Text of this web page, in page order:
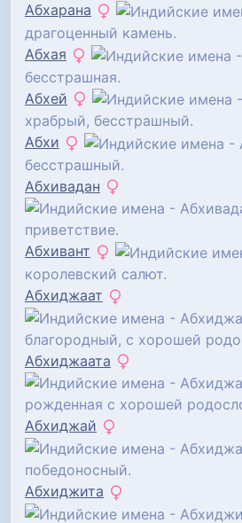
Абхарана
драгоценный камень.
Абхая
бесстрашная.
Абхей
храбрый, бесстрашный.
Абхи
бесстрашный.
Абхивадан
приветствие.
Абхивант
королевский салют.
Абхиджаат
благородный, с хорошей
Абхиджаата
рожденная с хорошей
Абхиджай
победоносный.
Абхиджита